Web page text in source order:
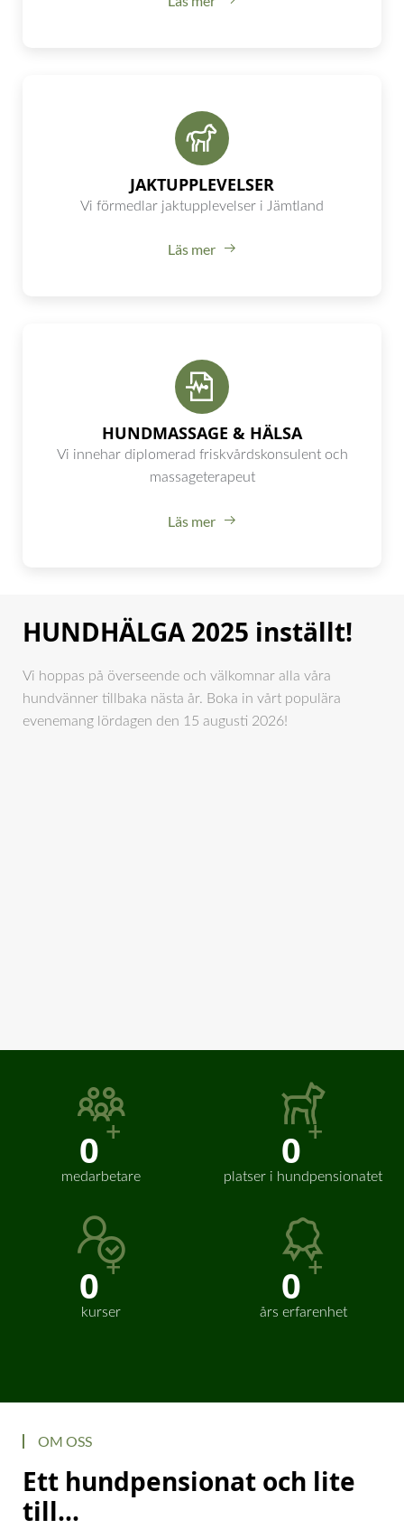
JAKTUPPLEVELSER
Vi förmedlar jaktupplevelser i Jämtland
Läs mer
HUNDMASSAGE & HÄLSA
Vi innehar diplomerad friskvårdskonsulent och
massageterapeut
Läs mer
HUNDHÄLGA 2025 inställt!
Vi hoppas på överseende och välkomnar alla våra
hundvänner tillbaka nästa år. Boka in vårt populära
evenemang lördagen den 15 augusti 2026!
0 +
medarbetare
0 +
platser i hundpensionatet
0 +
kurser
0 +
års erfarenhet
OM OSS
Ett hundpensionat och lite
till...